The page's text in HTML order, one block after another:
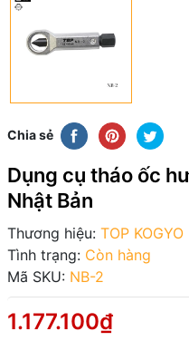
Chia sẻ
Dụng cụ tháo ốc
Nhật Bản
Thương hiệu: TOP KOGYO
Tình trạng: Còn hàng
Mã SKU: NB-2
1.177.100₫